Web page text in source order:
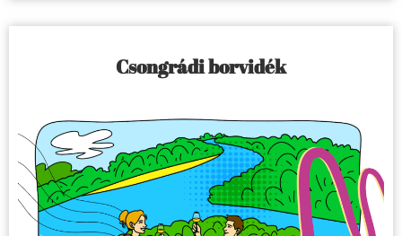
Csongrádi borvidék